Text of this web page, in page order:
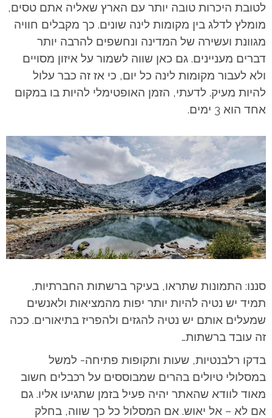
לטובת היכרות טובה יותר עם הארץ שאליה אתם טסים,
מומלץ לדלג בין מקומות לינה שונים. כך מקבלים חוויה
מגוונת ועשירה של המדינה ונחשפים להרבה יותר
דברים מעניינים. גם כאן שווה לשמור על איזון מסויים
ולא לעבור מקומות לינה כל יום, כי אז זה כבר עלול
להיות מעיק. לדעתי, הזמן האופטימלי להיות בו במקום
אחד הוא 3 ימים.
סננו: התמונות שתראו, בעיקר ברשתות החברתיות,
תמיד יש נטיה להיות יותר יפות מהמציאות ולאנשים
שמעלים אותם יש נטיה להגזים ולהפריז בתיאורים. ככה
זה עובד ברשתות…
בדקו רלבנטיות, שעות ותקופות פתיחה- למשל
במסלולי טיולים בהרים שמבוססים על רכבלים חשוב
מאוד לוודא שהאתר יהיה פעיל בזמן שתגיעו אליו. גם
אם לא – אל יאוש. אם המסלול כל כך שווה, בחלק